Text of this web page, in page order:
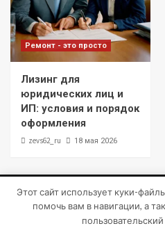
Ремонт - это просто
Лизинг для
юридических лиц и
ИП: условия и порядок
оформления
zevs62_ru 18 мая 2026
Copyright © Все права
Этот сайт использует куки-
помочь вам в навигации, а